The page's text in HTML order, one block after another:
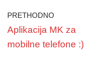
PRETHODNO
Aplikacija MK za
mobilne telefone :)